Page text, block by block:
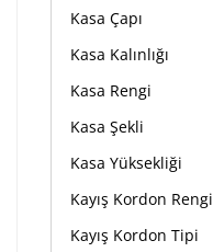
Kasa Çapı
Kasa Kalınlığı
Kasa Rengi
Kasa Şekli
Kasa Yüksekliği
Kayış Kordon Rengi
Kayış Kordon Tipi